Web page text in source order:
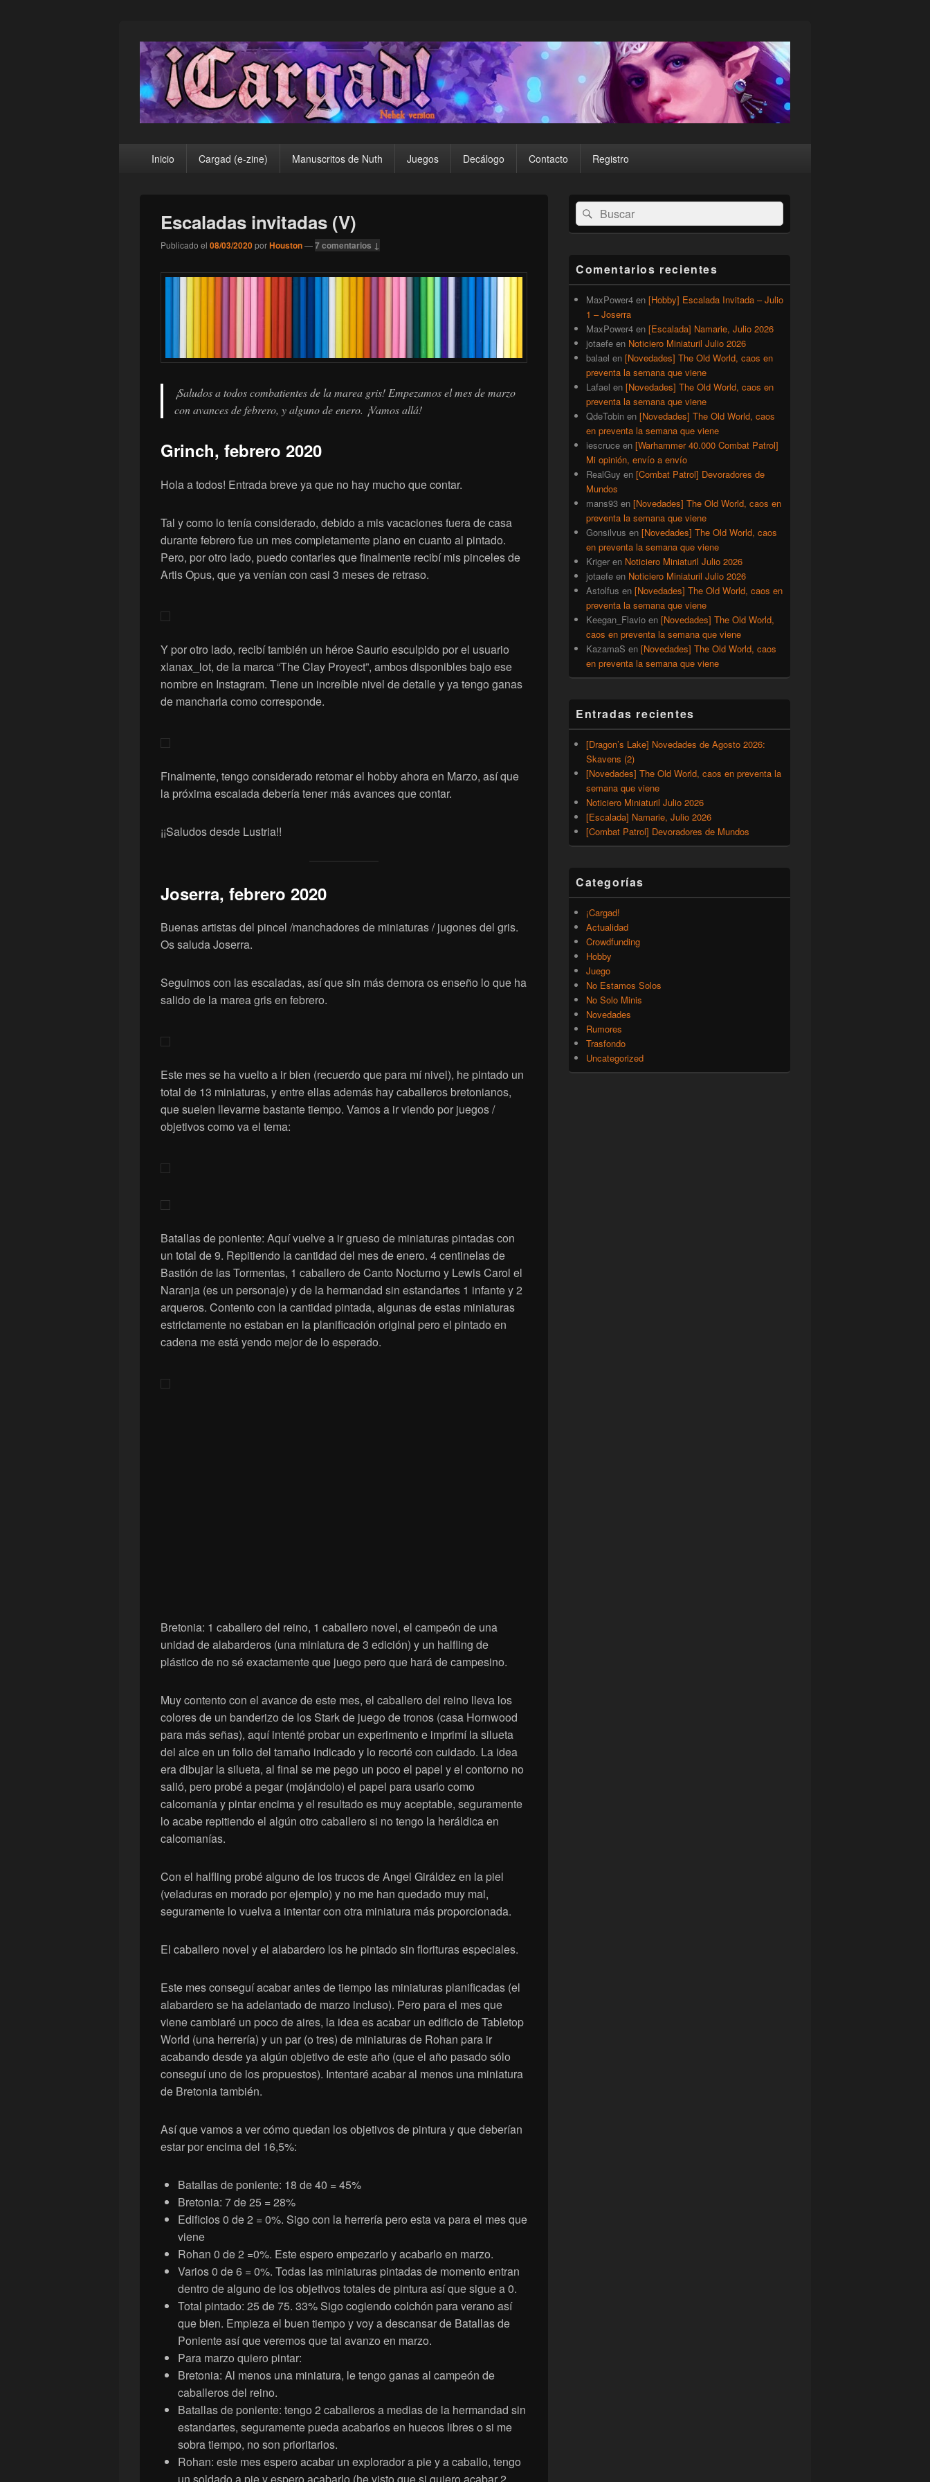
¡Cargad!
principalInicio Cargad (e-zine) Manuscritos de Nuth Juegos Decálogo Contacto Registro
Escaladas invitadas (V)
Publicado el 08/03/2020porHouston—7 comentarios ↓
¡Saludos a todos combatientes de la marea gris! Empezamos el mes de marzo
con avances de febrero, y alguno de enero. ¡Vamos allá!
Grinch, febrero 2020
Hola a todos! Entrada breve ya que no hay mucho que contar.
Tal y como lo tenía considerado, debido a mis vacaciones fuera de casa
durante febrero fue un mes completamente plano en cuanto al pintado.
Pero, por otro lado, puedo contarles que finalmente recibí mis pinceles de
Artis Opus, que ya venían con casi 3 meses de retraso.
Y por otro lado, recibí también un héroe Saurio esculpido por el usuario
xlanax_lot, de la marca “The Clay Proyect”, ambos disponibles bajo ese
nombre en Instagram. Tiene un increíble nivel de detalle y ya tengo ganas
de mancharla como corresponde.
Finalmente, tengo considerado retomar el hobby ahora en Marzo, así que
la próxima escalada debería tener más avances que contar.
¡¡Saludos desde Lustria!!
Joserra, febrero 2020
Buenas artistas del pincel /manchadores de miniaturas / jugones del gris.
Os saluda Joserra.
Seguimos con las escaladas, así que sin más demora os enseño lo que ha
salido de la marea gris en febrero.
Este mes se ha vuelto a ir bien (recuerdo que para mí nivel), he pintado un
total de 13 miniaturas, y entre ellas además hay caballeros bretonianos,
que suelen llevarme bastante tiempo. Vamos a ir viendo por juegos /
objetivos como va el tema:
Batallas de poniente: Aquí vuelve a ir grueso de miniaturas pintadas con
un total de 9. Repitiendo la cantidad del mes de enero. 4 centinelas de
Bastión de las Tormentas, 1 caballero de Canto Nocturno y Lewis Carol el
Naranja (es un personaje) y de la hermandad sin estandartes 1 infante y 2
arqueros. Contento con la cantidad pintada, algunas de estas miniaturas
estrictamente no estaban en la planificación original pero el pintado en
cadena me está yendo mejor de lo esperado.
Bretonia: 1 caballero del reino, 1 caballero novel, el campeón de una
unidad de alabarderos (una miniatura de 3 edición) y un halfling de
plástico de no sé exactamente que juego pero que hará de campesino.
Muy contento con el avance de este mes, el caballero del reino lleva los
colores de un banderizo de los Stark de juego de tronos (casa Hornwood
para más señas), aquí intenté probar un experimento e imprimí la silueta
del alce en un folio del tamaño indicado y lo recorté con cuidado. La idea
era dibujar la silueta, al final se me pego un poco el papel y el contorno no
salió, pero probé a pegar (mojándolo) el papel para usarlo como
calcomanía y pintar encima y el resultado es muy aceptable, seguramente
lo acabe repitiendo el algún otro caballero si no tengo la heráldica en
calcomanías.
Con el halfling probé alguno de los trucos de Angel Giráldez en la piel
(veladuras en morado por ejemplo) y no me han quedado muy mal,
seguramente lo vuelva a intentar con otra miniatura más proporcionada.
El caballero novel y el alabardero los he pintado sin florituras especiales.
Este mes conseguí acabar antes de tiempo las miniaturas planificadas (el
alabardero se ha adelantado de marzo incluso). Pero para el mes que
viene cambiaré un poco de aires, la idea es acabar un edificio de Tabletop
World (una herrería) y un par (o tres) de miniaturas de Rohan para ir
acabando desde ya algún objetivo de este año (que el año pasado sólo
conseguí uno de los propuestos). Intentaré acabar al menos una miniatura
de Bretonia también.
Así que vamos a ver cómo quedan los objetivos de pintura y que deberían
estar por encima del 16,5%:
Batallas de poniente: 18 de 40 = 45%
Bretonia: 7 de 25 = 28%
Edificios 0 de 2 = 0%. Sigo con la herrería pero esta va para el mes que
viene
Rohan 0 de 2 =0%. Este espero empezarlo y acabarlo en marzo.
Varios 0 de 6 = 0%. Todas las miniaturas pintadas de momento entran
dentro de alguno de los objetivos totales de pintura así que sigue a 0.
Total pintado: 25 de 75. 33% Sigo cogiendo colchón para verano así
que bien. Empieza el buen tiempo y voy a descansar de Batallas de
Poniente así que veremos que tal avanzo en marzo.
Para marzo quiero pintar:
Bretonia: Al menos una miniatura, le tengo ganas al campeón de
caballeros del reino.
Batallas de poniente: tengo 2 caballeros a medias de la hermandad sin
estandartes, seguramente pueda acabarlos en huecos libres o si me
sobra tiempo, no son prioritarios.
Rohan: este mes espero acabar un explorador a pie y a caballo, tengo
El
área
de
lateral
primaria
Buscar
por:
Buscar
Comentarios recientes
MaxPower4 en [Hobby] Escalada Invitada – Julio
1 – Joserra
MaxPower4 en [Escalada] Namarie, Julio 2026
jotaefe en Noticiero Miniaturil Julio 2026
balael en [Novedades] The Old World, caos en
preventa la semana que viene
Lafael en [Novedades] The Old World, caos en
preventa la semana que viene
QdeTobin en [Novedades] The Old World, caos
en preventa la semana que viene
iescruce en [Warhammer 40.000 Combat Patrol]
Mi opinión, envío a envío
RealGuy en [Combat Patrol] Devoradores de
Mundos
mans93 en [Novedades] The Old World, caos en
preventa la semana que viene
Gonsilvus en [Novedades] The Old World, caos
en preventa la semana que viene
Kriger en Noticiero Miniaturil Julio 2026
jotaefe en Noticiero Miniaturil Julio 2026
Astolfus en [Novedades] The Old World, caos en
preventa la semana que viene
Keegan_Flavio en [Novedades] The Old World,
caos en preventa la semana que viene
KazamaS en [Novedades] The Old World, caos
en preventa la semana que viene
Entradas recientes
[Dragon’s Lake] Novedades de Agosto 2026:
Skavens (2)
[Novedades] The Old World, caos en preventa la
semana que viene
Noticiero Miniaturil Julio 2026
[Escalada] Namarie, Julio 2026
[Combat Patrol] Devoradores de Mundos
Categorías
¡Cargad!
Actualidad
Crowdfunding
Hobby
Juego
No Estamos Solos
No Solo Minis
Novedades
Rumores
Trasfondo
Uncategorized